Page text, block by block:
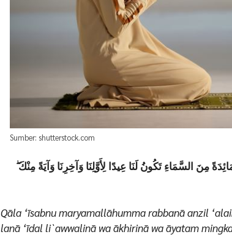
Sumber: shutterstock.com
مِنَ السَّمَاءِ تَكُونُ لَنَا عِيدًا لِأَوَّلِنَا وَآخِرِنَا وَآيَةً مِنْكَ
Qāla ‘īsabnu maryamallāhumma rabbanā anzil
lanā ‘īdal li`awwalinā wa ākhirinā wa āyatam